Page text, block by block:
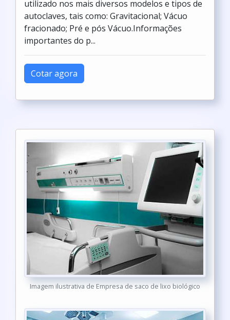
utilizado nos mais diversos modelos e tipos de
autoclaves, tais como: Gravitacional; Vácuo
fracionado; Pré e pós Vácuo.Informações
importantes do p...
Cotar agora
Imagem ilustrativa de Empresa de saco de lixo biológico